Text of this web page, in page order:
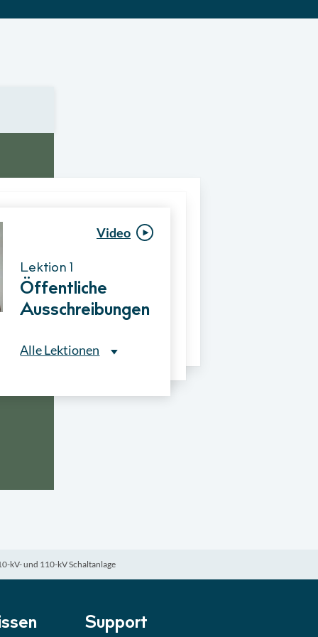
Video
Lektion 1
Öffentliche
Ausschreibungen
Alle Lektionen
Vergabeverfahre
Alle Lektionen
im Vergabeverfahren► 3:18 Min
von Angeboten Lektion
kV- und 110-kV Schaltanlage
Support